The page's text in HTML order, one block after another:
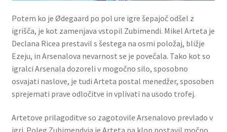
Potem ko je Ødegaard po pol ure igre šepajoč odšel z
igrišča, je kot zamenjava vstopil Zubimendi. Mikel Arteta je
Declana Ricea prestavil s šestega na osmi položaj, bližje
Ezeju, in Arsenalova nevarnost se je povečala. Tako kot so
igralci Arsenala dozoreli v mogočno silo, sposobno
osvajati naslove, je tudi Arteta postal menedžer, sposoben
sprejemati prave odločitve in vplivati ​​na usodo trofej.
Artetove prilagoditve so zagotovile Arsenalovo prevlado v